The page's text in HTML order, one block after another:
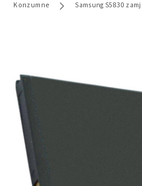
Konzumne Samsung S5830